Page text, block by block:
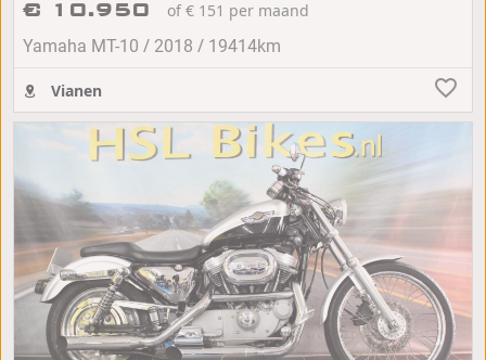
€ 10.950
of € 151 per maand
Yamaha MT-10 / 2018 / 19414km
Vianen